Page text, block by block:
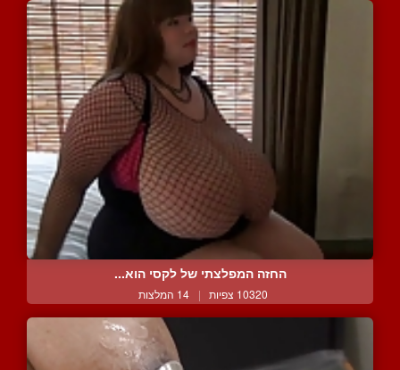
החזה המפלצתי של לקסי הוא...
10320 צפיות | 14 המלצות